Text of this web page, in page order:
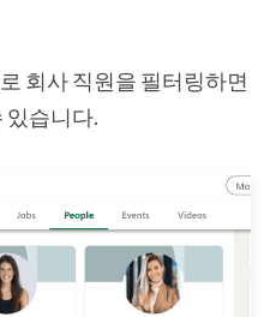
회사 직원을 필터링하면
있습니다.